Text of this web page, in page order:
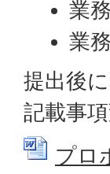
業
業
提出後
記載事
プロ